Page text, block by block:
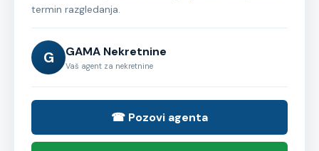
termin razgledanja.
G GAMA Nekretnine
Vaš agent za nekretnine
☎ Pozovi agenta